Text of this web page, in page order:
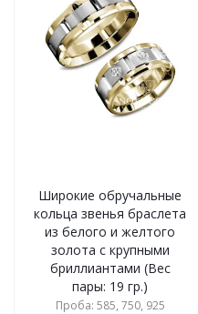
Широкие обручальные
кольца звенья браслета
из белого и желтого
золота с крупными
бриллиантами (Вес
пары: 19 гр.)
Проба: 585, 750, 925